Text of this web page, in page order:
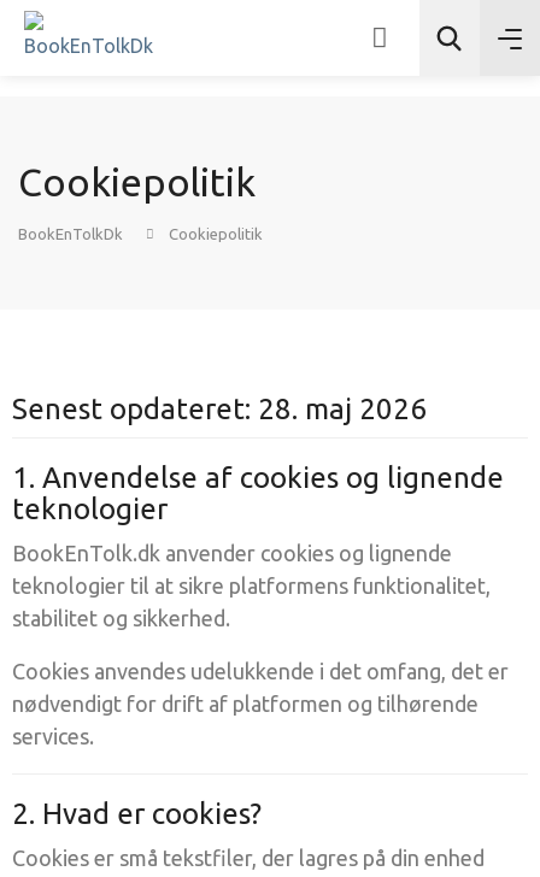
Søg
Cookiepolitik
BookEnTolkDk Cookiepolitik
Senest opdateret: 28. maj 2026
1. Anvendelse af cookies og lignende
teknologier
BookEnTolk.dk anvender cookies og lignende
teknologier til at sikre platformens funktionalitet,
stabilitet og sikkerhed.
Cookies anvendes udelukkende i det omfang, det er
nødvendigt for drift af platformen og tilhørende
services.
2. Hvad er cookies?
Cookies er små tekstfiler, der lagres på din enhed